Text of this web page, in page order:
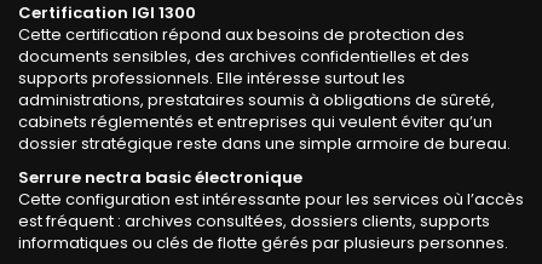
Certification IGI 1300
Cette certification répond aux besoins de protection des
documents sensibles, des archives confidentielles et des
supports professionnels. Elle intéresse surtout les
administrations, prestataires soumis à obligations de sûreté,
cabinets réglementés et entreprises qui veulent éviter qu’un
dossier stratégique reste dans une simple armoire de bureau.
Serrure nectra basic électronique
Cette configuration est intéressante pour les services où l’accès
est fréquent : archives consultées, dossiers clients, supports
informatiques ou clés de flotte gérés par plusieurs personnes.